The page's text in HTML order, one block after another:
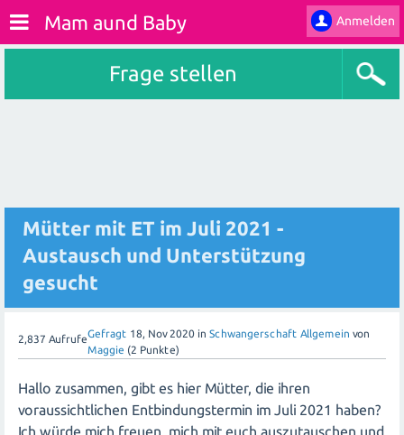
Anmelden
Mam aund Baby
Frage stellen
Mütter mit ET im Juli 2021 -
Austausch und Unterstützung
gesucht
2,837 AufrufeGefragt 18, Nov 2020 in Schwangerschaft Allgemein von
Maggie (2 Punkte)
Hallo zusammen, gibt es hier Mütter, die ihren
voraussichtlichen Entbindungstermin im Juli 2021 haben?
Ich würde mich freuen, mich mit euch auszutauschen und